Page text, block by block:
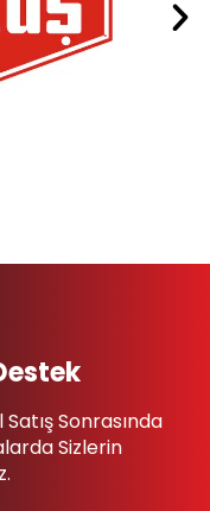
Satış Sonrasında
Sizlerin